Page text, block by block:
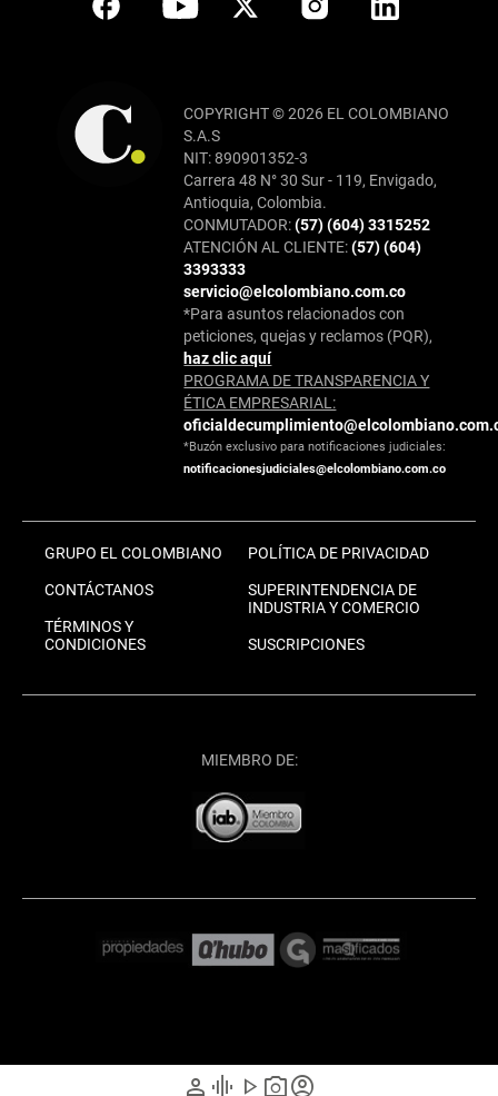
person graphic_eq play_arrow photo_cameraaccount_circle
COPYRIGHT © 2026 EL COLOMBIANO
S.A.S
NIT: 890901352-3
Carrera 48 N° 30 Sur - 119, Envigado,
Antioquia, Colombia.
CONMUTADOR:(57) (604) 3315252
ATENCIÓN AL CLIENTE:(57) (604)
3393333
servicio@elcolombiano.com.co
*Para asuntos relacionados con
peticiones, quejas y reclamos (PQR),
haz clic aquí
PROGRAMA DE TRANSPARENCIA Y
ÉTICA EMPRESARIAL:
*Buzón exclusivo para notificaciones judiciales:
notificacionesjudiciales@elcolombiano.com.co
GRUPO EL COLOMBIANO
CONTÁCTANOS
TÉRMINOS Y
CONDICIONES
POLÍTICA DE PRIVACIDAD
SUPERINTENDENCIA DE
INDUSTRIA Y COMERCIO
SUSCRIPCIONES
MIEMBRO DE: